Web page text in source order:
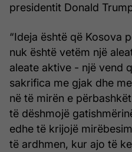
presidentit Donald
“Ideja është që Kosova
nuk është vetëm një
aleate aktive - një vend
sakrifica me gjak dhe
në të mirën e
të dëshmojë
edhe të krijojë
të ardhmen, kur ajo të